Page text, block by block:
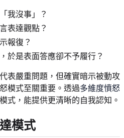
我沒事」？
表達觀點？
報復？
於是表面答應卻不予履行？
表嚴重問題，但確實暗示被動攻
模式至關重要。透過多維度憤怒
式，能提供更清晰的自我認知。
模式